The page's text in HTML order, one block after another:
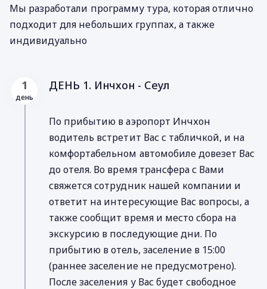
Мы разработали программу тура, которая отлично
подходит для небольших группах, а также
индивидуально
1
день
ДЕНЬ 1. Инчхон - Сеул
По прибытию в аэропорт Инчхон
водитель встретит Вас с табличкой, и на
комфортабельном автомобиле довезет Вас
до отеля. Во время трансфера с Вами
свяжется сотрудник нашей компании и
ответит на интересующие Вас вопросы, а
также сообщит время и место сбора на
экскурсию в последующие дни. По
прибытию в отель, заселение в 15:00
(раннее заселение не предусмотрено).
После заселения у Вас будет свободное